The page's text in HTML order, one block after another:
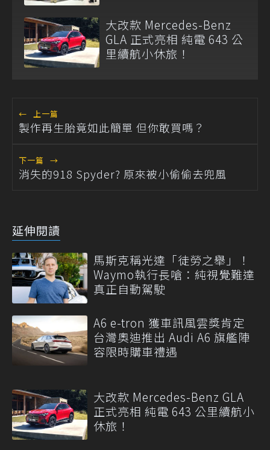
大改款 Mercedes-Benz
GLA 正式亮相 純電 643 公
里續航小休旅！
← 上一篇
製作再生胎竟如此簡單 但你敢買嗎？
下一篇 →
消失的918 Spyder? 原來被小偷偷去兜風
延伸閱讀
馬斯克稱光達「徒勞之舉」！
Waymo執行長嗆：純視覺難達
真正自動駕駛
A6 e-tron 獲車訊風雲獎肯定
台灣奧迪推出 Audi A6 旗艦陣
容限時購車禮遇
大改款 Mercedes-Benz GLA
正式亮相 純電 643 公里續航小
休旅！